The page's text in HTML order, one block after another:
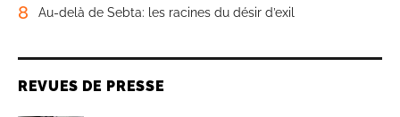
8 Au-delà de Sebta: les racines du désir d’exil
REVUES DE PRESSE